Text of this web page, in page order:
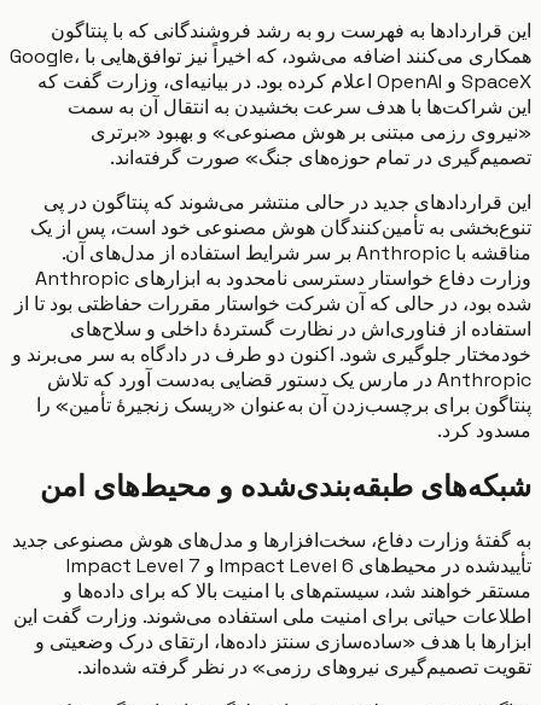
به فهرست رو به رشد فروشندگانی که با پنتاگون
همکاری می‌کنند اضافه می‌شود، که اخیراً نیز توافق‌هایی با Google،
SpaceX و OpenAI اعلام کرده بود. در بیانیه‌ای، وزارت گفت که
با هدف سرعت بخشیدن به انتقال آن به سمت
رزمی مبتنی بر هوش مصنوعی» و بهبود «برتری
در تمام حوزه‌های جنگ» صورت گرفته‌اند.
جدید در حالی منتشر می‌شوند که پنتاگون در پی
به تأمین‌کنندگان هوش مصنوعی خود است، پس از یک
مناقشه با Anthropic بر سر شرایط استفاده از مدل‌های آن.
وزارت دفاع خواستار دسترسی نامحدود به ابزارهای Anthropic
در حالی که آن شرکت خواستار مقررات حفاظتی بود تا از
از فناوری‌اش در نظارت گستردهٔ داخلی و سلاح‌های
جلوگیری شود. اکنون دو طرف در دادگاه به سر می‌برند و
Anthropic در مارس یک دستور قضایی به‌دست آورد که تلاش
برای برچسب‌زدن آن به‌عنوان «ریسک زنجیرهٔ تأمین» را
کرد.
طبقه‌بندی‌شده و محیط‌های امن
وزارت دفاع، سخت‌افزارها و مدل‌های هوش مصنوعی جدید
تأییدشده در محیط‌های Impact Level 6 و Impact Level 7
خواهند شد، سیستم‌های با امنیت بالا که برای داده‌ها و
حیاتی برای امنیت ملی استفاده می‌شوند. وزارت گفت این
با هدف «ساده‌سازی سنتز داده‌ها، ارتقای درک وضعیتی و
تصمیم‌گیری نیروهای رزمی» در نظر گرفته شده‌اند.